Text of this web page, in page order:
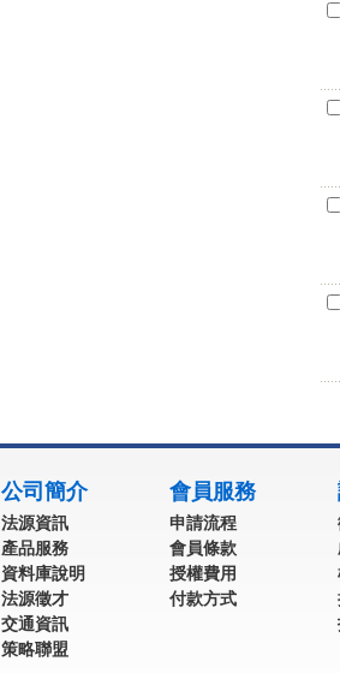
公司簡介
法源資訊
產品服務
資料庫說明
法源徵才
交通資訊
策略聯盟
會員服務
申請流程
會員條款
授權費用
付款方式